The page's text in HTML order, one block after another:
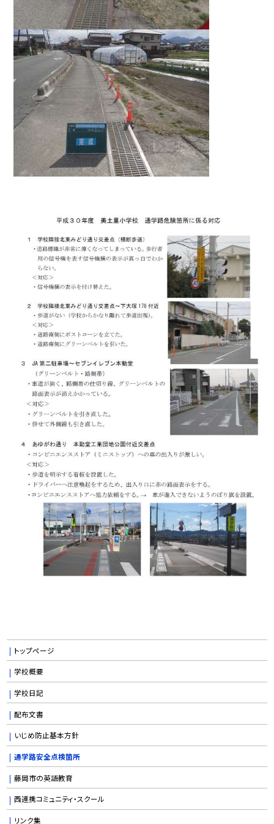
トップページ
学校概要
学校日記
配布文書
いじめ防止基本方針
通学路安全点検箇所
藤岡市の英語教育
西連携コミュニティ・スクール
リンク集